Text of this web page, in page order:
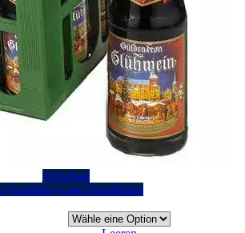
Vorschau
Getränke-Liste hinzufügen